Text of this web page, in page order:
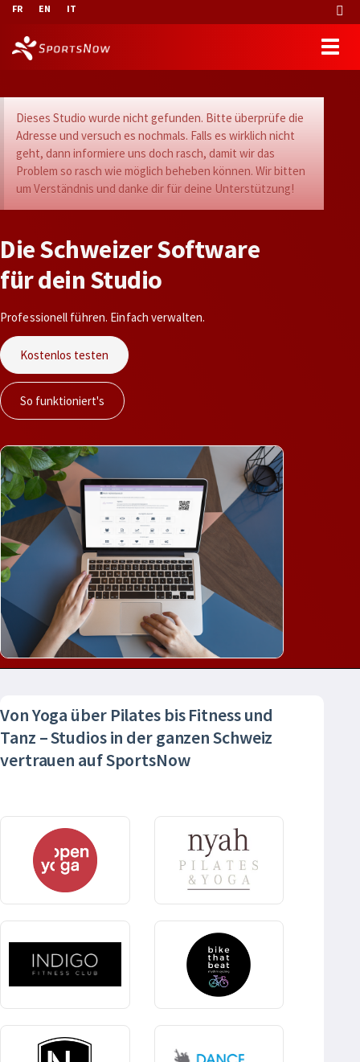
FR EN IT
Dieses Studio wurde nicht gefunden. Bitte überprüfe die
Adresse und versuch es nochmals. Falls es wirklich nicht
geht, dann informiere uns doch rasch, damit wir das
Problem so rasch wie möglich beheben können. Wir bitten
um Verständnis und danke dir für deine Unterstützung!
DieSchweizerSoftware
fürdein Studio
Professionell führen. Einfach verwalten.
Kostenlos testen
So funktioniert's
Von Yoga über Pilates bis Fitness und
Tanz – Studios in der ganzen Schweiz
vertrauen auf SportsNow